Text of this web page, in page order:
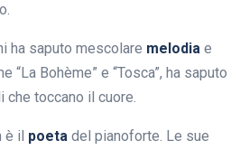
ha saputo mescolare melodia e
“La Bohème” e “Tosca”, ha saputo
toccano il cuore.
il poeta del pianoforte. Le sue